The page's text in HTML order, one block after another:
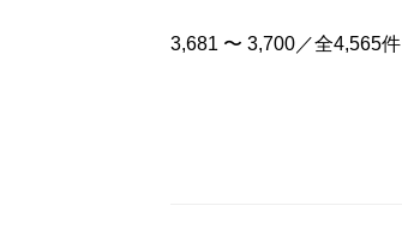
3,681 〜 3,700／全4,565件